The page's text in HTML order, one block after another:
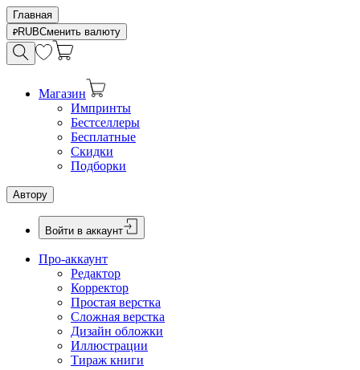
Главная
RUBСменить валюту
Магазин
Импринты
Бестселлеры
Бесплатные
Скидки
Подборки
Автору
Войти в аккаунт
Про-аккаунт
Редактор
Корректор
Простая верстка
Сложная верстка
Дизайн обложки
Иллюстрации
Тираж книги